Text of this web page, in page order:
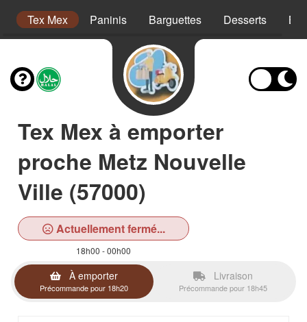
Tex Mex Paninis Barguettes Desserts
Tex Mex à emporter
proche Metz Nouvelle
Ville (57000)
Actuellement fermé...
18h00 - 00h00
À emporter
Précommande pour 18h20
Livraison
Précommande pour 18h45